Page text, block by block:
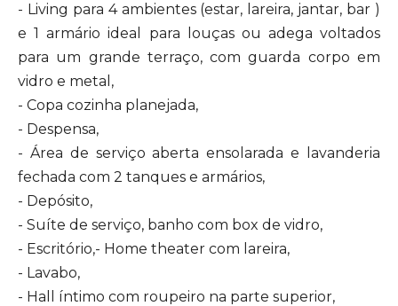
- Living para 4 ambientes (estar, lareira, jantar, bar )
e 1 armário ideal para louças ou adega voltados
para um grande terraço, com guarda corpo em
vidro e metal,
- Copa cozinha planejada,
- Despensa,
- Área de serviço aberta ensolarada e lavanderia
fechada com 2 tanques e armários,
- Depósito,
- Suíte de serviço, banho com box de vidro,
- Escritório,- Home theater com lareira,
- Lavabo,
- Hall íntimo com roupeiro na parte superior,